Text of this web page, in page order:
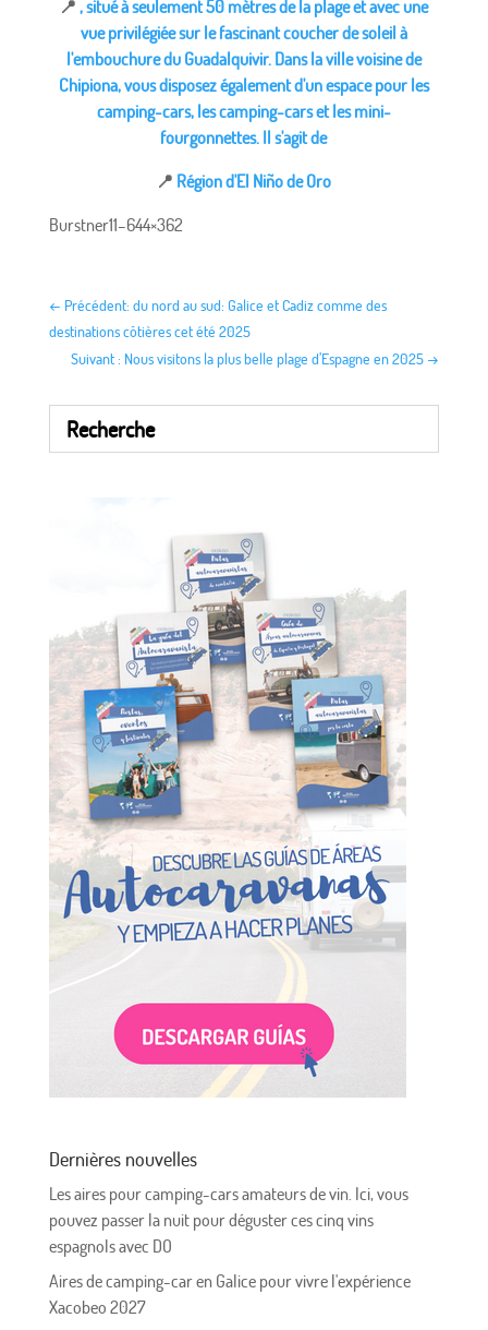
📍 , situé à seulement 50 mètres de la plage et avec une
vue privilégiée sur le fascinant coucher de soleil à
l'embouchure du Guadalquivir. Dans la ville voisine de
Chipiona, vous disposez également d'un espace pour les
camping-cars, les camping-cars et les mini-
fourgonnettes. Il s'agit de
📍 Région d'El Niño de Oro
Burstner11–644×362
← Précédent: du nord au sud: Galice et Cadiz comme des
destinations côtières cet été 2025
Suivant : Nous visitons la plus belle plage d’Espagne en 2025 →
Dernières nouvelles
Les aires pour camping-cars amateurs de vin. Ici, vous
pouvez passer la nuit pour déguster ces cinq vins
espagnols avec DO
Aires de camping-car en Galice pour vivre l'expérience
Xacobeo 2027